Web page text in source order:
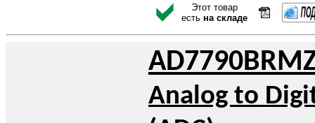
Этот товар
есть на складе
Analog to